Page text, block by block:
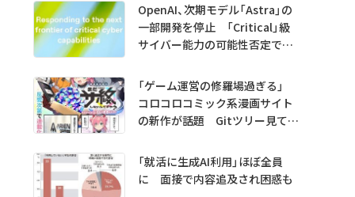
OpenAI、次期モデル「Astra」の
一部開発を停止 「Critical」級
サイバー能力の可能性否定でき
「ゲーム運営の修羅場過ぎる」
コロコロコミック系漫画サイト
の新作が話題 Gitツリー見てガ
「就活に生成AI利用」ほぼ全員
に 面接で内容追及され困惑も